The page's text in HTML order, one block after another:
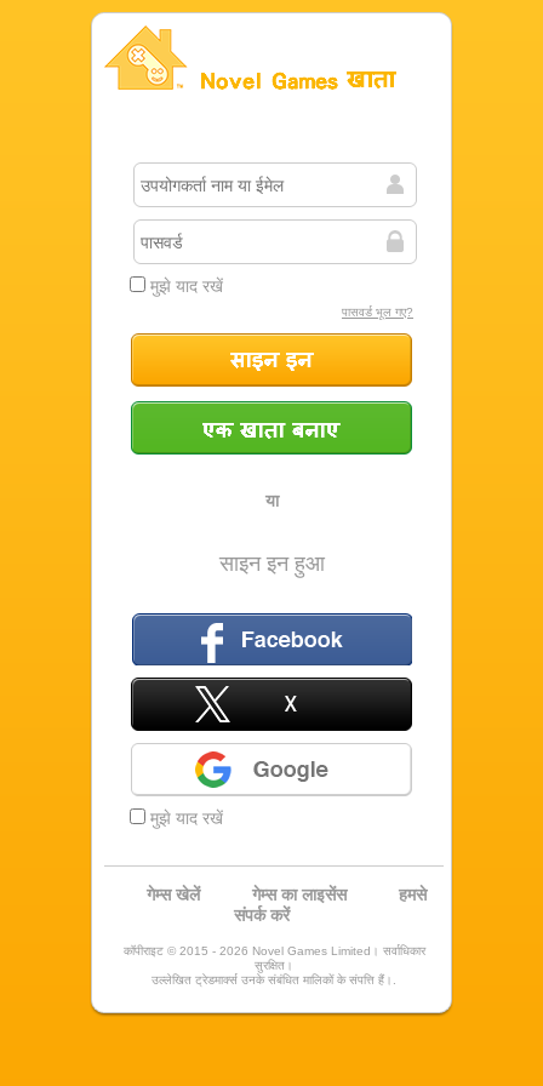
मुझे याद रखें
पासवर्ड भूल गए?
या
साइन इन हुआ
फ़ेसबुक
X
Google
मुझे याद रखें
गेम्स खेलें गेम्स का लाइसेंस
हमसे
संपर्क करें
कॉपीराइट © 2015 - 2026 Novel Games Limited। सर्वाधिकार
सुरक्षित।
उल्लेखित ट्रेडमार्क्स उनके संबंधित मालिकों के संपत्ति हैं।.